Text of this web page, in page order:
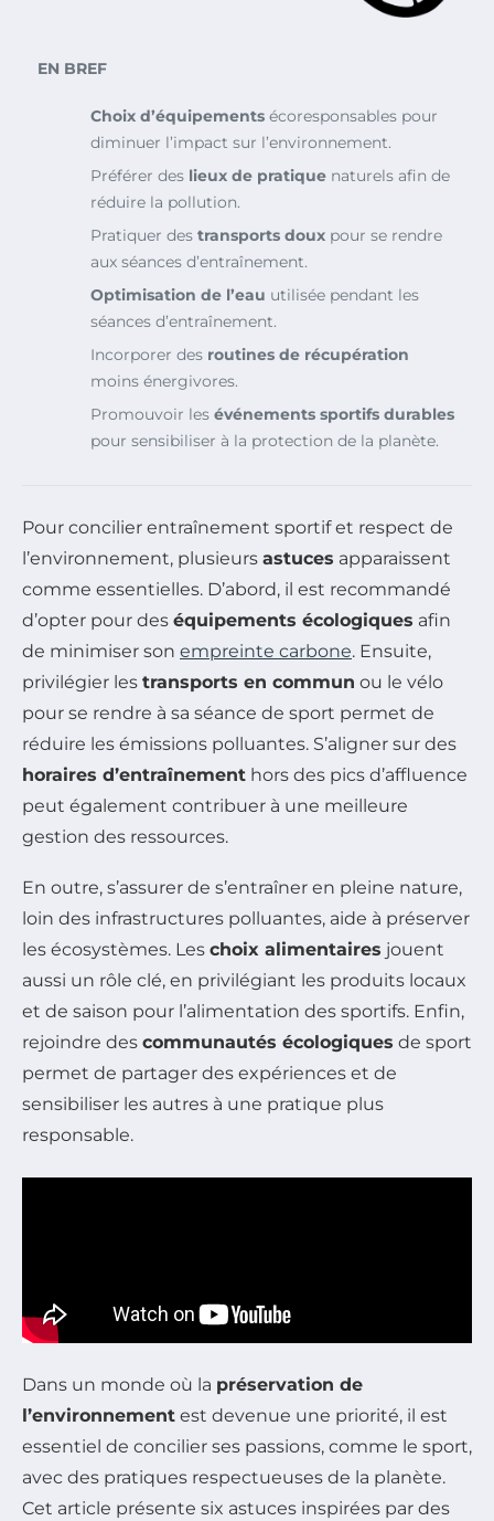
EN BREF
Choix d’équipements écoresponsables pour
diminuer l’impact sur l’environnement.
Préférer des lieux de pratique naturels afin de
réduire la pollution.
Pratiquer des transports doux pour se rendre
aux séances d’entraînement.
Optimisation de l’eau utilisée pendant les
séances d’entraînement.
Incorporer des routines de récupération
moins énergivores.
Promouvoir les événements sportifs durables
pour sensibiliser à la protection de la planète.
Pour concilier entraînement sportif et respect de
l’environnement, plusieurs astuces apparaissent
comme essentielles. D’abord, il est recommandé
d’opter pour des équipements écologiques afin
de minimiser son empreinte carbone. Ensuite,
privilégier les transports en commun ou le vélo
pour se rendre à sa séance de sport permet de
réduire les émissions polluantes. S’aligner sur des
horaires d’entraînement hors des pics d’affluence
peut également contribuer à une meilleure
gestion des ressources.
En outre, s’assurer de s’entraîner en pleine nature,
loin des infrastructures polluantes, aide à préserver
les écosystèmes. Les choix alimentaires jouent
aussi un rôle clé, en privilégiant les produits locaux
et de saison pour l’alimentation des sportifs. Enfin,
rejoindre des communautés écologiques de sport
permet de partager des expériences et de
sensibiliser les autres à une pratique plus
responsable.
Dans un monde où la préservation de
l’environnement est devenue une priorité, il est
essentiel de concilier ses passions, comme le sport,
avec des pratiques respectueuses de la planète.
Cet article présente six astuces inspirées par des